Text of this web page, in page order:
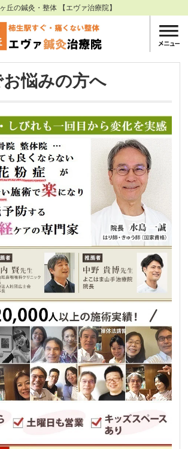
丘の鍼灸・整体 【エヴァ治療院】
悩みの方へ